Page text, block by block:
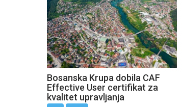
Bosanska Krupa dobila CAF
Effective User certifikat za
kvalitet upravljanja